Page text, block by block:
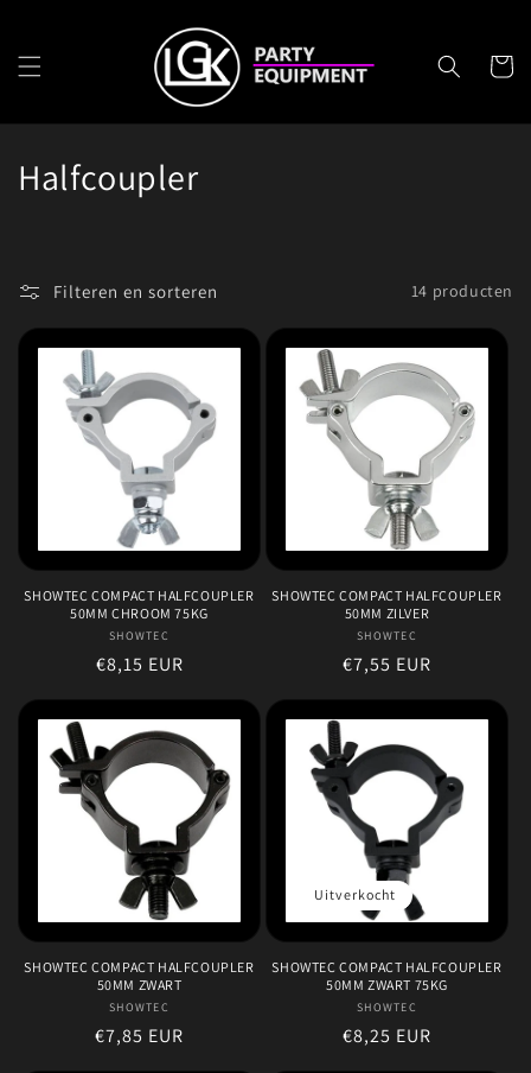
C
:
Halfcoupler
Filteren en sorteren 14 producten
SHOWTEC COMPACT HALFCOUPLER
50MM CHROOM 75KG
Verkoper:
SHOWTEC
Normale
€8,15 EUR
SHOWTEC COMPACT HALFCOUPLER
50MM ZILVER
Verkoper:
SHOWTEC
Normale
€7,55 EUR
SHOWTEC COMPACT HALFCOUPLER
50MM ZWART
Verkoper:
SHOWTEC
Normale
€7,85 EUR
Uitverkocht
SHOWTEC COMPACT HALFCOUPLER
50MM ZWART 75KG
Verkoper:
SHOWTEC
Normale
€8,25 EUR